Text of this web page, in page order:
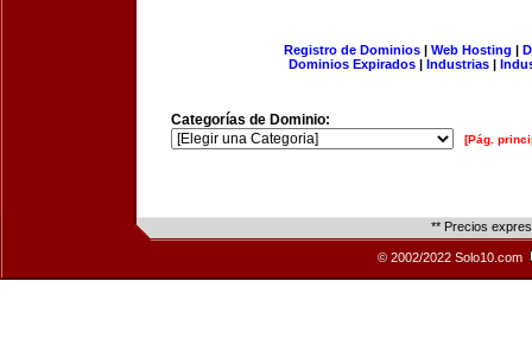
Registro de Dominios| Web Hosting |
Dominios Expirados | Industrias |
Categorías de Dominio:
[Pág.
** Precios
© 2002/2022 Solo10.com